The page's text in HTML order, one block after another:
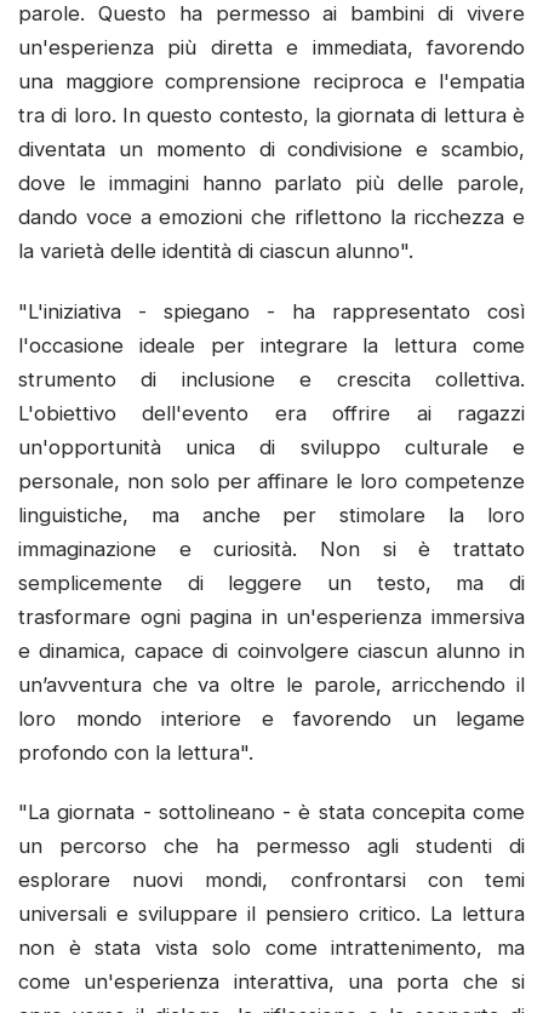
parole. Questo ha permesso ai bambini di vivere
un'esperienza più diretta e immediata, favorendo
una maggiore comprensione reciproca e l'empatia
tra di loro. In questo contesto, la giornata di lettura è
diventata un momento di condivisione e scambio,
dove le immagini hanno parlato più delle parole,
dando voce a emozioni che riflettono la ricchezza e
la varietà delle identità di ciascun alunno".
"L'iniziativa - spiegano - ha rappresentato così
l'occasione ideale per integrare la lettura come
strumento di inclusione e crescita collettiva.
L'obiettivo dell'evento era offrire ai ragazzi
un'opportunità unica di sviluppo culturale e
personale, non solo per affinare le loro competenze
linguistiche, ma anche per stimolare la loro
immaginazione e curiosità. Non si è trattato
semplicemente di leggere un testo, ma di
trasformare ogni pagina in un'esperienza immersiva
e dinamica, capace di coinvolgere ciascun alunno in
un’avventura che va oltre le parole, arricchendo il
loro mondo interiore e favorendo un legame
profondo con la lettura".
"La giornata - sottolineano - è stata concepita come
un percorso che ha permesso agli studenti di
esplorare nuovi mondi, confrontarsi con temi
universali e sviluppare il pensiero critico. La lettura
non è stata vista solo come intrattenimento, ma
come un'esperienza interattiva, una porta che si